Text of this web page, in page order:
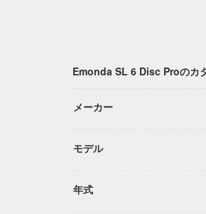
Emonda SL 6 Disc Proのカ
メーカー
モデル
年式